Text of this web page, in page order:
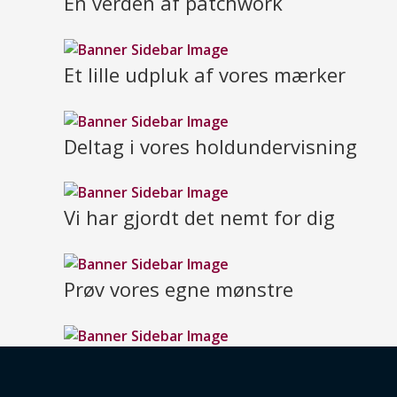
Et lille udpluk af vores mærker
Deltag i vores holdundervisning
Vi har gjordt det nemt for dig
Prøv vores egne mønstre